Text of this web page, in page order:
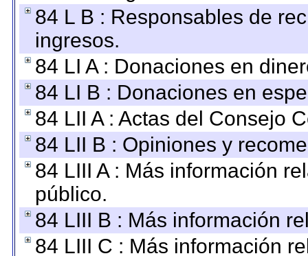
84 L B : Responsables de
ingresos.
84 LI A : Donaciones en
84 LI B : Donaciones en
84 LII A : Actas del Consejo
84 LII B : Opiniones y
84 LIII A : Más información
público.
84 LIII B : Más información
84 LIII C : Más información